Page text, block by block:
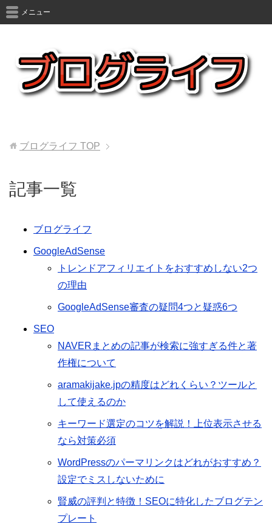
メニュー
ブログライフ TOP
記事一覧
ブログライフ
GoogleAdSense
トレンドアフィリエイトをおすすめしない2つ
の理由
GoogleAdSense審査の疑問4つと疑惑6つ
SEO
NAVERまとめの記事が検索に強すぎる件と著
作権について
aramakijake.jpの精度はどれくらい？ツールと
して使えるのか
キーワード選定のコツを解説！上位表示させる
なら対策必須
WordPressのパーマリンクはどれがおすすめ？
設定でミスしないために
賢威の評判と特徴！SEOに特化したブログテン
プレート